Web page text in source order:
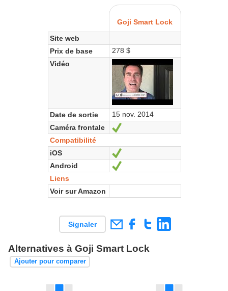
Goji Smart Lock
Site web
Prix de base
278 $
Vidéo
Date de sortie
15 nov. 2014
Caméra frontale
Compatibilité
iOS
Android
Liens
Voir sur Amazon
Signaler
Alternatives à Goji Smart Lock
Ajouter pour comparer